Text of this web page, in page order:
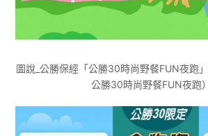
圖說_公勝保經「公勝30時尚野餐FUN夜跑
公勝30時尚野餐FUN夜跑